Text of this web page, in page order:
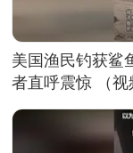
美国渔民钓获鲨
者直呼震惊 （视